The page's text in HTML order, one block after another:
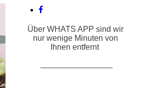
Über WHATS APP sind wir
nur wenige Minuten von
Ihnen entfernt